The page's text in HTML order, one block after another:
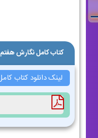
کتاب کامل نگارش هفتم
لینک دانلود کتاب